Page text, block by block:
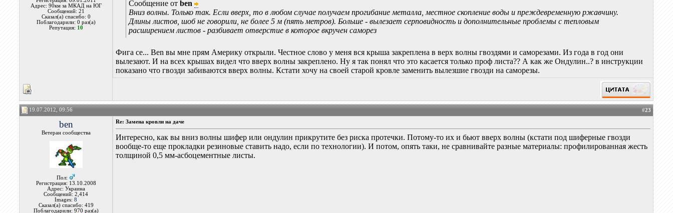
Адрес: 90км за МКАД на ЮГ
Сообщений: 21
Сказал(а) спасибо: 0
Поблагодарили: 0 раз(а)
Репутация: 10
Сообщение отben
Вниз волны. Только так. Если вверх, то в любом случае получаем прогибание металла, местное скопление воды и преждевременную ржавчину.
Длины листов, шоб не говорили, не более 5 м (пять метров). Больше - вылезает серповидность и дополнительные проблемы с тепловым
расширением листов - разбивает отверстие в которое вкручен саморез
Фига се... Ben вы мне прям Америку открыли. Честное слово у меня вся крыша закреплена в верх волны гвоздями и саморезами. Из года в год они
вылезают. И на всех крышах видел что вверх волны закреплено. Ну я так понял что это касается только проф листа?? А как же Ондулин..? в инструкции
показано что гвозди забиваются вверх волны. Кстати хочу на своей старой кровле заменить вылезшие гвозди на саморезы.
19.07.2012, 09:56 #23
ben
Ветеран сообщества
Пол:
Регистрация: 13.10.2008
Адрес: Украина
Сообщений: 2,414
Images:8
Сказал(а) спасибо: 419
Поблагодарили: 970 раз(а)
Re: Замена кровли на даче
Интересно, как вы вниз волны шифер или ондулин прикрутите без риска протечки. Потому-то их и бьют вверх волны (кстати под шиферные гвозди
вообще-то еще прокладки резиновые ставить надо, если по технологии). И потом, опять таки, не сравнивайте разные материалы: профилированная жесть
толщиной 0,5 мм-асбоцементные листы.